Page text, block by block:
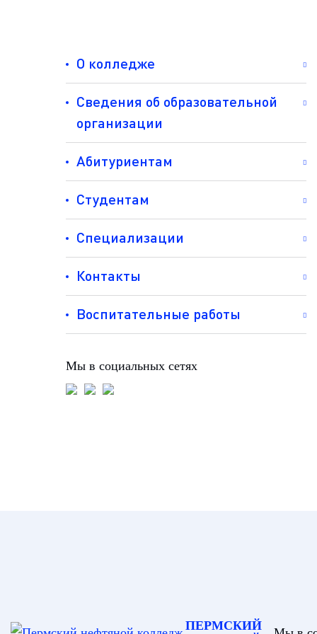
О колледже
Сведения об образовательной
организации
Абитуриентам
Студентам
Специализации
Контакты
Воспитательные работы
Мы в социальных сетях
ПЕРМСКИЙ